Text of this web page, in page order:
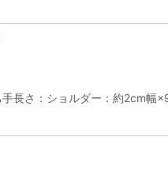
長さ：ショルダー：約2cm幅